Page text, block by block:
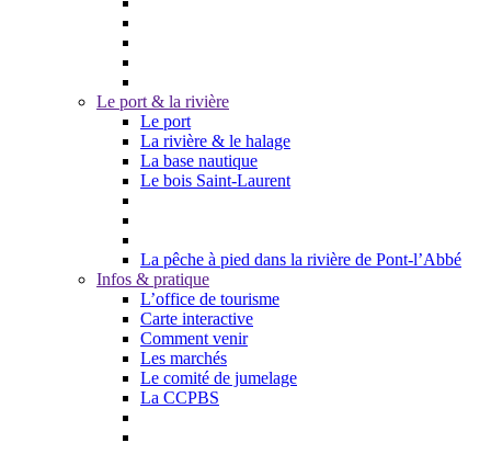
Le port & la rivière
Le port
La rivière & le halage
La base nautique
Le bois Saint-Laurent
La pêche à pied dans la rivière de Pont-l’Abbé
Infos & pratique
L’office de tourisme
Carte interactive
Comment venir
Les marchés
Le comité de jumelage
La CCPBS